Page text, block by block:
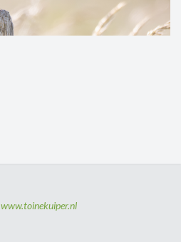
www.toinekuiper.nl